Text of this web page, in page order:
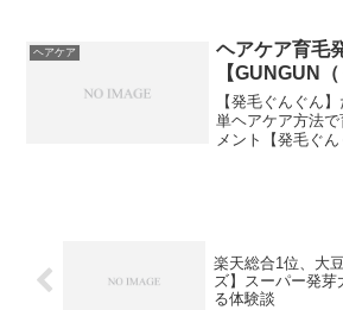
グ電源:AC100V 50/60Hz定格消費電力:35W
間:1時間※WEB画像は実際の商品とは風合い
があります。PKGサイズ:70*375*50■メーカ
内であれば商品に同梱されている納品書とメ
いただくことができます。お手元に届きまし
いします。ご注文後のキャンセルは原則、承
ヘアケア
ヘアケア育毛
【GUNGUN
【発毛ぐんぐん
単ヘアケア方法
メント【発毛ぐ
楽天総合1位、大
ズ】スーパー発
る体験談